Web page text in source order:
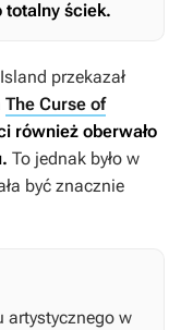
totalny ściek.
przekazał
The Curse of
również oberwało
To jednak było w
być znacznie
artystycznego w